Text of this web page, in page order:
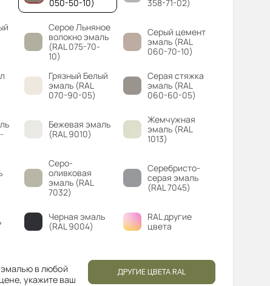
050-50-10)
358-71-02)
Серое Льняное
волокно эмаль
(RAL 075-70-
10)
Серый цемент
эмаль (RAL
060-70-10)
Грязный Белый
эмаль (RAL
070-90-05)
Серая стяжка
эмаль (RAL
060-60-05)
Бежевая эмаль
(RAL 9010)
Жемчужная
эмаль (RAL
1013)
Серо-
оливковая
эмаль (RAL
7032)
Серебристо-
серая эмаль
(RAL 7045)
Черная эмаль
(RAL 9004)
RAL другие
цвета
в любой
укажите ваш
ДРУГИЕ ЦВЕТА RAL